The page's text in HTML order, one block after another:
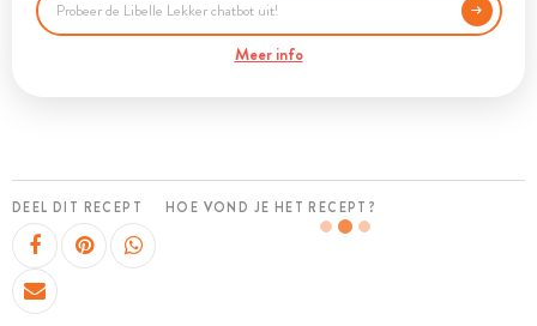
Meer info
DEEL DIT RECEPT HOE VOND JE HET RECEPT?